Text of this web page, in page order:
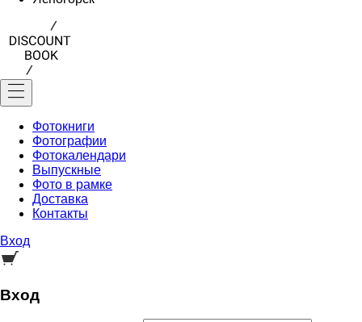
Фотокниги
Фотографии
Фотокалендари
Выпускные
Фото в рамке
Доставка
Контакты
Вход
Вход